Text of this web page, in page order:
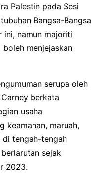
Palestin pada Sesi
Bangsa-Bangsa
ini, namun majoriti
menjejaskan
serupa oleh
berkata
usaha
keamanan, maruah,
di tengah-tengah
sejak
2023.